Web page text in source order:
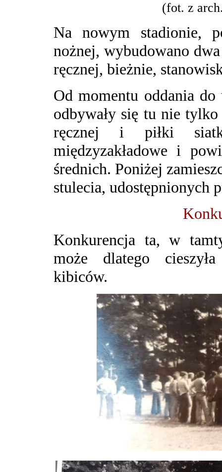
(fot. z
Na nowym stadionie,
nożnej, wybudowano
ręcznej, bieżnie,
Od momentu oddania
odbywały się tu nie
ręcznej i piłki
międzyzakładowe i
średnich. Poniżej
stulecia, udostępnionych
Konkurencja ta, w
może dlatego
kibiców.